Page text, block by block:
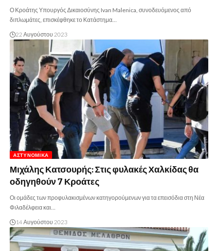
Ο Κροάτης Υπουργός Δικαιοσύνης Ivan Malenica, συνοδευόμενος από
διπλωμάτες, επισκέφθηκε το Κατάστημα…
22 Αυγούστου 2023
ΑΣΤΥΝΟΜΙΚΆ
Μιχάλης Κατσουρής: Στις φυλακές Χαλκίδας θα
οδηγηθούν 7 Κροάτες
Οι ομάδες των προφυλακισμένων κατηγορούμενων για τα επεισόδια στη Νέα
Φιλαδέλφεια και…
14 Αυγούστου 2023